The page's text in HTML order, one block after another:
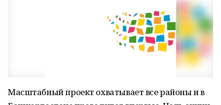
Масштабный проект охватывает все районы и в